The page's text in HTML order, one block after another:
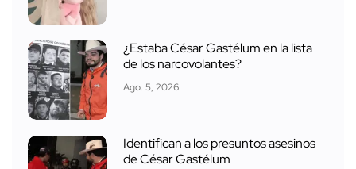
¿Estaba César Gastélum en la lista
de los narcovolantes?
Ago. 5, 2026
Identifican a los presuntos asesinos
de César Gastélum